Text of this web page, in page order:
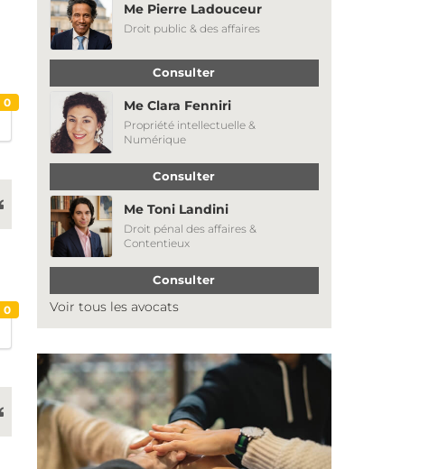
0
0
Me Pierre Ladouceur
Droit public & des affaires
Consulter
Me Clara Fenniri
Propriété intellectuelle &
Numérique
Consulter
Me Toni Landini
Droit pénal des affaires &
Contentieux
Consulter
Voir tous les avocats